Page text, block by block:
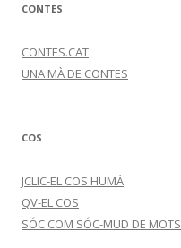
CONTES
CONTES.CAT
UNA MÀ DE CONTES
COS
JCLIC-EL COS HUMÀ
QV-EL COS
SÓC COM SÓC-MUD DE MOTS